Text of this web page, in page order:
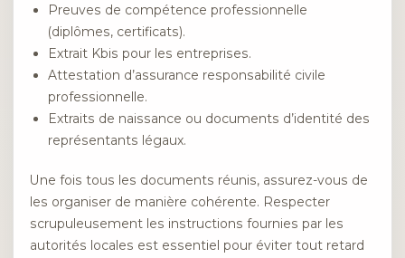
Preuves de compétence professionnelle
(diplômes, certificats).
Extrait Kbis pour les entreprises.
Attestation d’assurance responsabilité civile
professionnelle.
Extraits de naissance ou documents d’identité des
représentants légaux.
Une fois tous les documents réunis, assurez-vous de
les organiser de manière cohérente. Respecter
scrupuleusement les instructions fournies par les
autorités locales est essentiel pour éviter tout retard